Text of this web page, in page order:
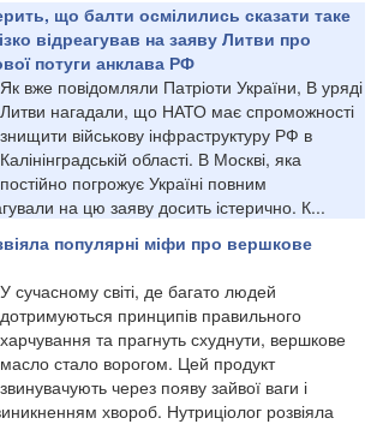
що балти осмілились сказати таке
відреагував на заяву Литви про
потуги анклава РФ
Як вже повідомляли Патріоти України, В уряді
Литви нагадали, що НАТО має спроможності
знищити військову інфраструктуру РФ в
Калінінградській області. В Москві, яка
постійно погрожує Україні повним
на цю заяву досить істерично. К...
популярні міфи про вершкове
У сучасному світі, де багато людей
дотримуються принципів правильного
харчування та прагнуть схуднути, вершкове
масло стало ворогом. Цей продукт
звинувачують через появу зайвої ваги і
хвороб. Нутриціолог розвіяла